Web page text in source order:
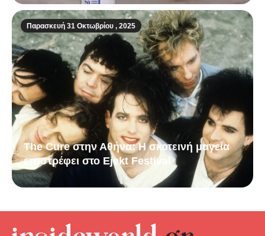
Παρασκευή 31 Οκτωβρίου , 2025
The Cure στην Αθήνα: Η σκοτεινή μαγεία
επιστρέφει στο Ejekt Festival